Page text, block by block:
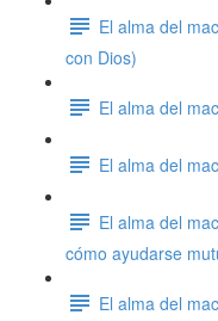
El alma del
con Dios)
El alma del
El alma del
El alma del
cómo ayudarse
El alma del